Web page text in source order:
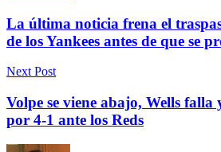
La última noticia frena el
de los Yankees antes de que se
Next Post
Volpe se viene abajo, Wells falla
por 4-1 ante los Reds